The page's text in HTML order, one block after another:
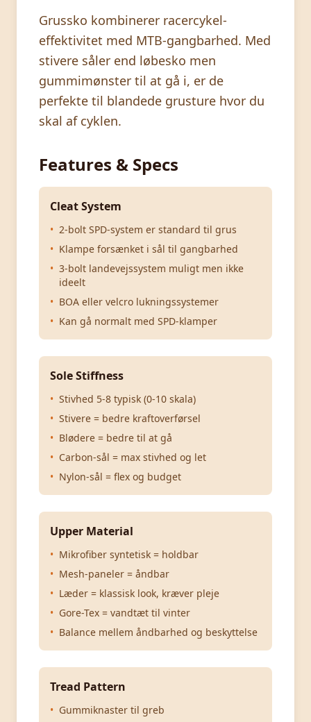
Grussko kombinerer racercykel-
effektivitet med MTB-gangbarhed. Med
stivere såler end løbesko men
gummimønster til at gå i, er de
perfekte til blandede grusture hvor du
skal af cyklen.
Features & Specs
Cleat System
• 2-bolt SPD-system er standard til grus
• Klampe forsænket i sål til gangbarhed
• 3-bolt landevejssystem muligt men ikke
ideelt
• BOA eller velcro lukningssystemer
• Kan gå normalt med SPD-klamper
Sole Stiffness
• Stivhed 5-8 typisk (0-10 skala)
• Stivere = bedre kraftoverførsel
• Blødere = bedre til at gå
• Carbon-sål = max stivhed og let
• Nylon-sål = flex og budget
Upper Material
• Mikrofiber syntetisk = holdbar
• Mesh-paneler = åndbar
• Læder = klassisk look, kræver pleje
• Gore-Tex = vandtæt til vinter
• Balance mellem åndbarhed og beskyttelse
Tread Pattern
• Gummiknaster til greb